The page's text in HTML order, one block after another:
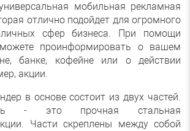
мобильная рекламная
отлично подойдет для огромного
сфер бизнеса. При помощи
проинформировать о вашем
банке, кофейне или о действии
акции.
в основе состоит из двух частей.
- это прочная стальная
Части скреплены между собой